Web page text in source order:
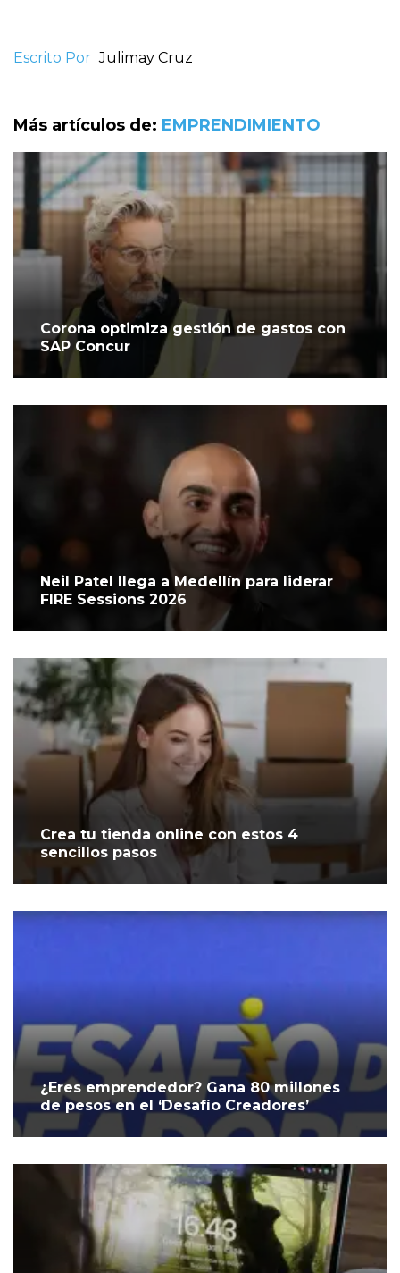
Escrito Por Julimay Cruz
Más artículos de: EMPRENDIMIENTO
Corona optimiza gestión de gastos con
SAP Concur
Neil Patel llega a Medellín para liderar
FIRE Sessions 2026
Crea tu tienda online con estos 4
sencillos pasos
¿Eres emprendedor? Gana 80 millones
de pesos en el ‘Desafío Creadores’